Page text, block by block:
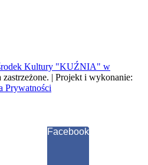
Kultury "KUŹNIA" w
| Projekt i wykonanie:
Prywatności
Facebook